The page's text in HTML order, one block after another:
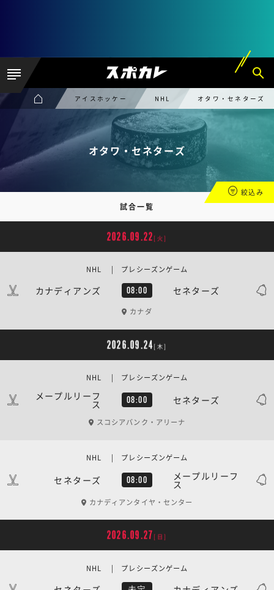
アイスホッケー NHL オタワ・セネターズ
オタワ・セネターズ
試合一覧
絞込み
2026.09.22 [火]
カナディアンズ 08:00 セネターズ
NHL | プレシーズンゲーム
カナダ
2026.09.24 [木]
メープルリーフ
ス 08:00 セネターズ
NHL | プレシーズンゲーム
スコシアバンク・アリーナ
セネターズ 08:00 メープルリーフ
ス
NHL | プレシーズンゲーム
カナディアンタイヤ・センター
2026.09.27 [日]
NHL | プレシーズンゲーム